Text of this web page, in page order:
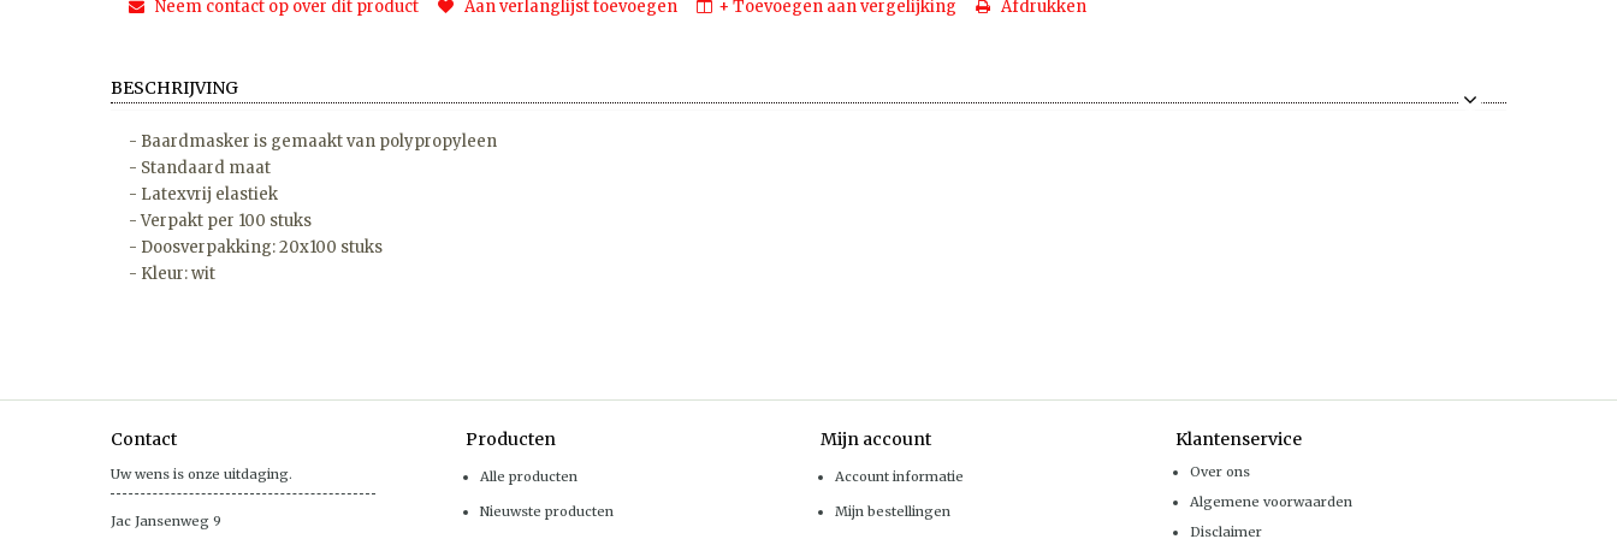
Neem contact op over dit product Aan verlanglijst toevoegen + Toevoegen aan vergelijking Afdrukken
BESCHRIJVING
- Baardmasker is gemaakt van polypropyleen
- Standaard maat
- Latexvrij elastiek
- Verpakt per 100 stuks
- Doosverpakking: 20x100 stuks
- Kleur: wit
Contact
Uw wens is onze uitdaging.
Jac Jansenweg 9
Producten
Alle producten
Nieuwste producten
Mijn account
Account informatie
Mijn bestellingen
Klantenservice
Over ons
Algemene voorwaarden
Disclaimer